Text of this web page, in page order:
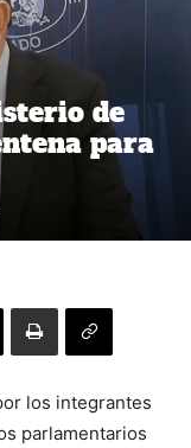
de
para
los integrantes
parlamentarios